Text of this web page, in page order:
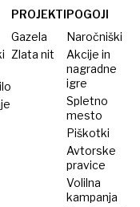
PROJEKTI
Gazela
Zlata nit
POGOJI
Naročniški
Akcije in
nagradne
igre
Spletno
mesto
Piškotki
Avtorske
pravice
Volilna
kampanja